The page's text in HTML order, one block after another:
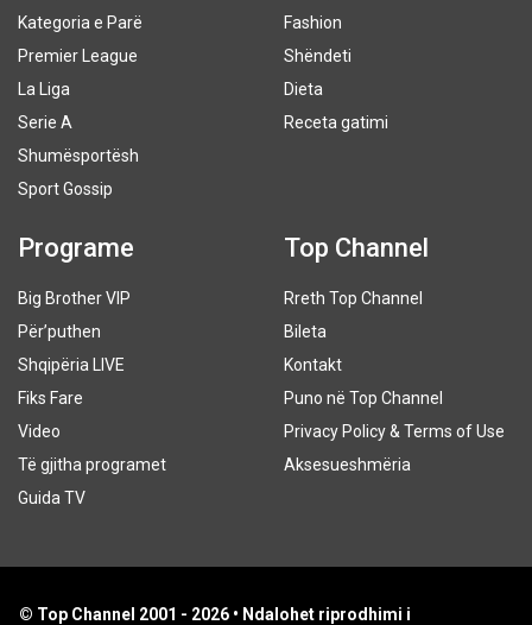
Kategoria e Parë
Premier League
La Liga
Serie A
Shumësportësh
Sport Gossip
Fashion
Shëndeti
Dieta
Receta gatimi
Programe
Big Brother VIP
Për’puthen
Shqipëria LIVE
Fiks Fare
Video
Të gjitha programet
Guida TV
Top Channel
Rreth Top Channel
Bileta
Kontakt
Puno në Top Channel
Privacy Policy & Terms of Use
Aksesueshmëria
© Top Channel 2001 - 2026 • Ndalohet riprodhimi i